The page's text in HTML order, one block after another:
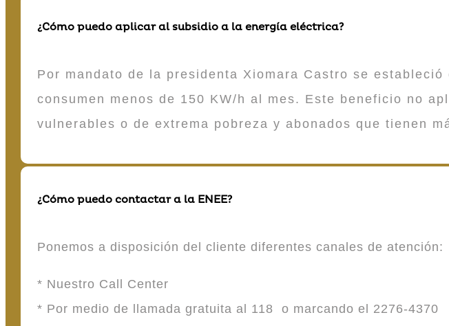
¿Cómo puedo aplicar al subsidio a la energía eléctrica?
Por mandato de la presidenta Xiomara Castro se
consumen menos de 150 KW/h al mes. Este beneficio no
vulnerables o de extrema pobreza y abonados que tienen
¿Cómo puedo contactar a la ENEE?
Ponemos a disposición del cliente diferentes canales de atención:
* Nuestro Call Center
* Por medio de llamada gratuita al 118 o marcando el 2276-4370